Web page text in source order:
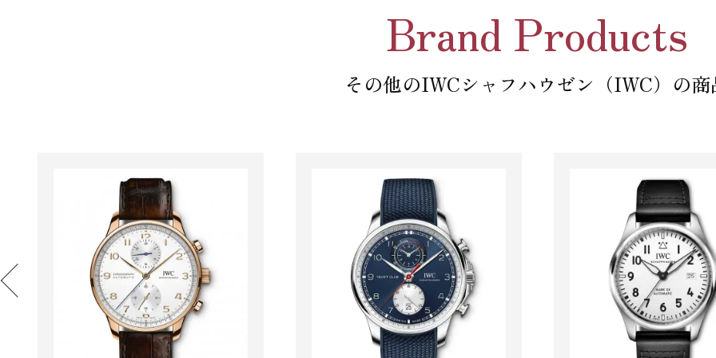
Brand Products
その他のIWCシャフハウゼン（IWC）の商